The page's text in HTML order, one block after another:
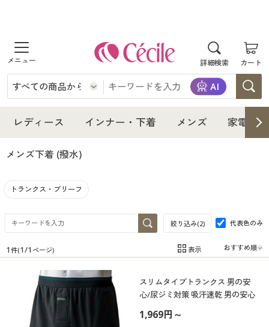
詳細検索 カート
商品を探す
レディース
レディースファッション
女性下着
インナー・下着
インナー・下着通販すべて
女性下着
メンズ下着
ジュニア・ティーンズ下着
メンズ
メンズ通販すべて
メンズファッション
メンズ下着
家電・雑貨
家電・雑貨すべて
家電
キッチン・雑貨・日用品
寝具・インテリア・家具
寝具・インテリア・家具通販すべて
家具・収納
寝具・ベッド
美容・健康
美容・健康通販すべて
美容・健康・サプリメント
制服・スクール
制服・スクールすべて
大きいサイズ
レディース インナー・下着 メンズ 家電・
メンズ下着 (撥水)
トランクス・ブリーフ
絞り込み(2) 代表色のみ
在庫 在庫のある商品のみ表示
カテゴリ
1 件(1/1 ページ) 表示
スリムタイプトランクス 男の安
心/尿ジミ対策 吸汗速乾 男の安心
1,969円～